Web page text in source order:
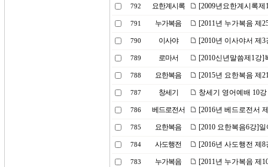
792 요한계시록 [2009년요한계시록
791 누가복음 [2011년 누가복음 제
790 이사야 [2010년 이사야서 제
789 로마서 [2010신년말씀제1강
788 요한복음 [2015년 요한복음 제
787 창세기 창세기 영어예배 10
786 베드로전서 [2016년 베드로전서
785 요한복음 [2010 요한복음6강]
784 사도행전 [2016년 사도행전 제
783 누가복음 [2011년 누가복음 제